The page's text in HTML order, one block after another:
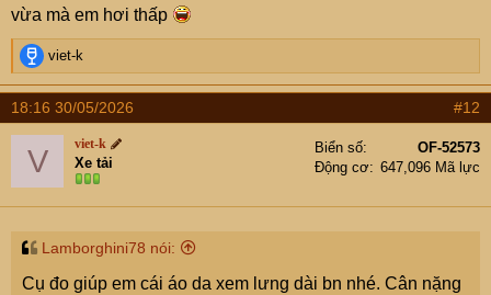
vừa mà em hơi thấp
R
e
a
c
t
i
n
s
viet-k
18:16 30/05/2026 #12
V viet-k
Xe tải
Biển số
OF-52573
Động cơ
647,096 Mã lực
Lamborghini78 nói:
Cụ đo giúp em cái áo da xem lưng dài bn nhé. Cân nặng